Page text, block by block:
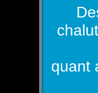
quant